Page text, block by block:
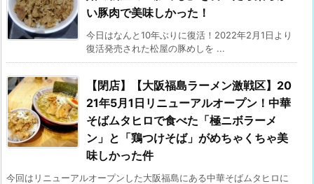
い豚肉で美味しかった！
今日はなんと10年ぶりに復活！2022年2月1日より
復活発売された松屋の豚めしを ...
【閉店】【大阪福島ラーメン激戦区】20
21年5月1日リニューアルオープン！中華
そばムタヒロで食べた「極ニボラーメ
ン」と「鶏つけそば」がめちゃくちゃ美
味しかった件
今回はリニューアルオープンした大阪福島にある中華そばムタヒロに